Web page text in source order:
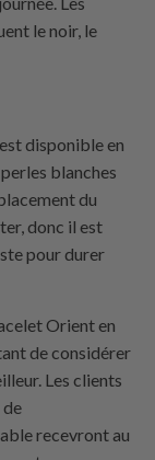
le noir, le
disponible en
blanches
du
donc il est
pour durer
Orient en
de considérer
Les clients
de
recevront au